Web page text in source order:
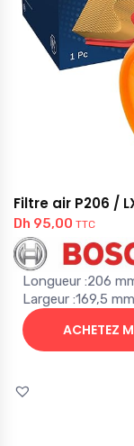
Filtre air P206 /
Dh 95,00 TTC
Longueur :206
Largeur :169,5 mm
ACHETEZ